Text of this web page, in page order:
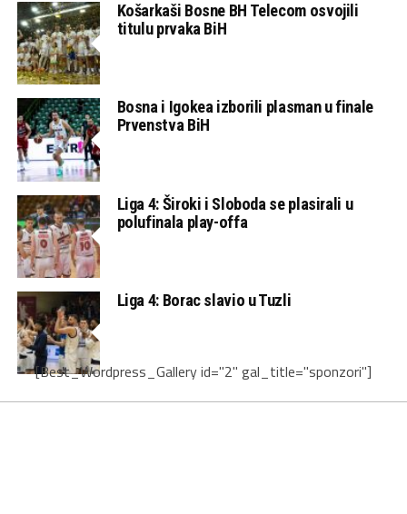
Košarkaši Bosne BH Telecom osvojili
titulu prvaka BiH
Bosna i Igokea izborili plasman u finale
Prvenstva BiH
Liga 4: Široki i Sloboda se plasirali u
polufinala play-offa
Liga 4: Borac slavio u Tuzli
[Best_Wordpress_Gallery id="2" gal_title="sponzori"]